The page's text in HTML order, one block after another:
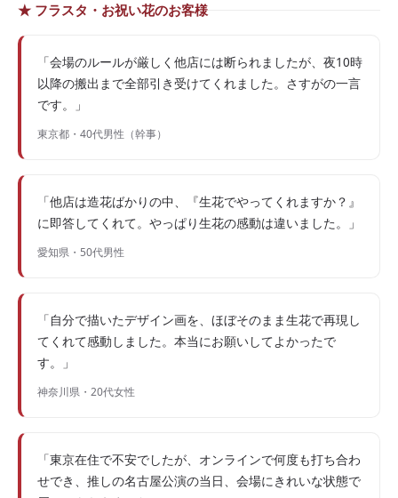
★ フラスタ・お祝い花のお客様
「会場のルールが厳しく他店には断られましたが、夜10時
以降の搬出まで全部引き受けてくれました。さすがの一言
です。」
東京都・40代男性（幹事）
「他店は造花ばかりの中、『生花でやってくれますか？』
に即答してくれて。やっぱり生花の感動は違いました。」
愛知県・50代男性
「自分で描いたデザイン画を、ほぼそのまま生花で再現し
てくれて感動しました。本当にお願いしてよかったで
す。」
神奈川県・20代女性
「東京在住で不安でしたが、オンラインで何度も打ち合わ
せでき、推しの名古屋公演の当日、会場にきれいな状態で